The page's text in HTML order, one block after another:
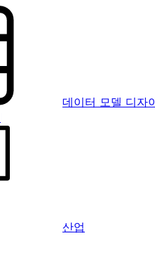
데이터 모델 디자
산업